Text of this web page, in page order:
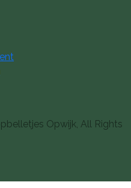
Opwijk, All Rights